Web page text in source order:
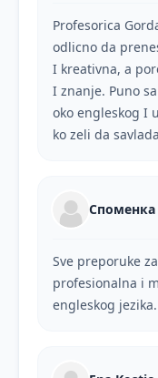
Profesorica
odlicno da
I kreativna, a
I znanje. Puno
oko engleskog I
ko zeli da
Sve preporuke
profesionalna i
engleskog jezika.